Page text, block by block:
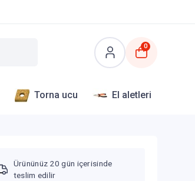
0
Torna ucu El aletleri
Ürününüz 20 gün içerisinde
teslim edilir